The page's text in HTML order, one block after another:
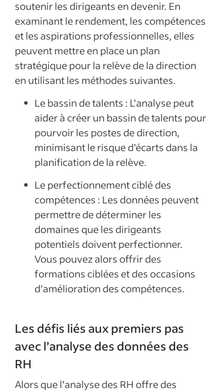
soutenir les dirigeants en devenir. En
examinant le rendement, les compétences
et les aspirations professionnelles, elles
peuvent mettre en place un plan
stratégique pour la relève de la direction
en utilisant les méthodes suivantes.
Le bassin de talents : L’analyse peut
aider à créer un bassin de talents pour
pourvoir les postes de direction,
minimisant le risque d’écarts dans la
planification de la relève.
Le perfectionnement ciblé des
compétences : Les données peuvent
permettre de déterminer les
domaines que les dirigeants
potentiels doivent perfectionner.
Vous pouvez alors offrir des
formations ciblées et des occasions
d’amélioration des compétences.
Les défis liés aux premiers pas
avec l’analyse des données des
RH
Alors que l’analyse des RH offre des